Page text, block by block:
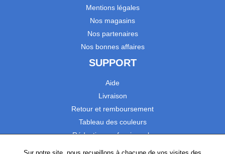
Mentions légales
Nos magasins
Nos partenaires
Nos bonnes affaires
SUPPORT
Aide
Livraison
Retour et remboursement
Tableau des couleurs
Réduction professionnels